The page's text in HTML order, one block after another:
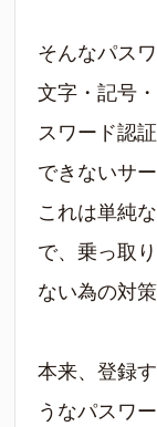
そんなパス
文字・記号
スワード認
できないサ
これは単純
で、乗っ取
ない為の対策
本来、登録
うなパスワ